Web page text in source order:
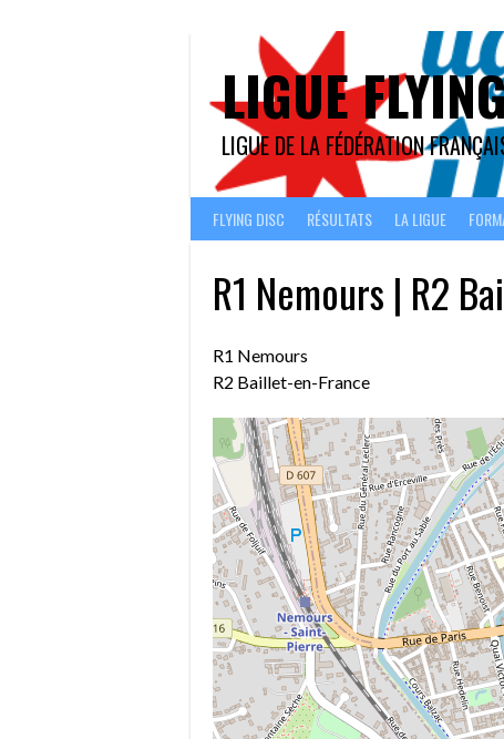
LIGUE
LIGUE DE LA FÉDÉRATION
FLYING DISC RÉSULTATS LA LIGUE
R1 Nemours | R2
R1 Nemours
R2 Baillet-en-France